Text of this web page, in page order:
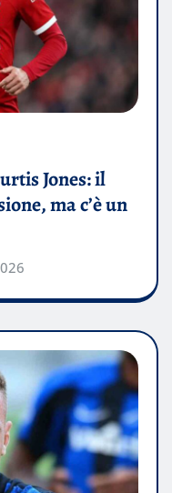
Jones: il
ma c’è un